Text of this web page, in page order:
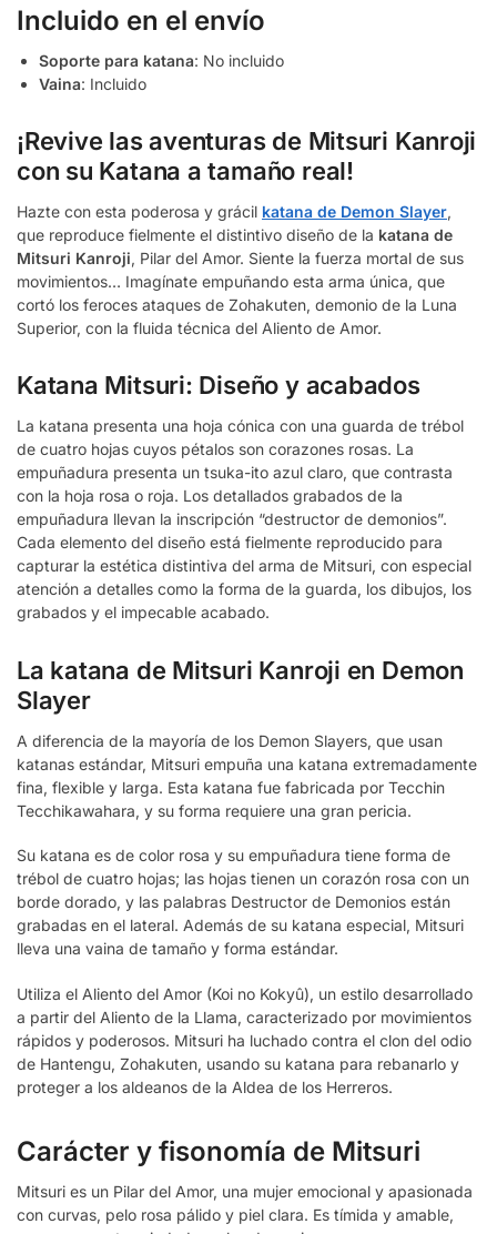
Incluido en el envío
Soporte para katana: No incluido
Vaina: Incluido
¡Revive las aventuras de Mitsuri Kanroji
con su Katana a tamaño real!
Hazte con esta poderosa y grácil katana de Demon Slayer,
que reproduce fielmente el distintivo diseño de la katana de
Mitsuri Kanroji, Pilar del Amor. Siente la fuerza mortal de sus
movimientos… Imagínate empuñando esta arma única, que
cortó los feroces ataques de Zohakuten, demonio de la Luna
Superior, con la fluida técnica del Aliento de Amor.
Katana Mitsuri: Diseño y acabados
La katana presenta una hoja cónica con una guarda de trébol
de cuatro hojas cuyos pétalos son corazones rosas. La
empuñadura presenta un tsuka-ito azul claro, que contrasta
con la hoja rosa o roja. Los detallados grabados de la
empuñadura llevan la inscripción “destructor de demonios”.
Cada elemento del diseño está fielmente reproducido para
capturar la estética distintiva del arma de Mitsuri, con especial
atención a detalles como la forma de la guarda, los dibujos, los
grabados y el impecable acabado.
La katana de Mitsuri Kanroji en Demon
Slayer
A diferencia de la mayoría de los Demon Slayers, que usan
katanas estándar, Mitsuri empuña una katana extremadamente
fina, flexible y larga. Esta katana fue fabricada por Tecchin
Tecchikawahara, y su forma requiere una gran pericia.
Su katana es de color rosa y su empuñadura tiene forma de
trébol de cuatro hojas; las hojas tienen un corazón rosa con un
borde dorado, y las palabras Destructor de Demonios están
grabadas en el lateral. Además de su katana especial, Mitsuri
lleva una vaina de tamaño y forma estándar.
Utiliza el Aliento del Amor (Koi no Kokyû), un estilo desarrollado
a partir del Aliento de la Llama, caracterizado por movimientos
rápidos y poderosos. Mitsuri ha luchado contra el clon del odio
de Hantengu, Zohakuten, usando su katana para rebanarlo y
proteger a los aldeanos de la Aldea de los Herreros.
Carácter y fisonomía de Mitsuri
Mitsuri es un Pilar del Amor, una mujer emocional y apasionada
con curvas, pelo rosa pálido y piel clara. Es tímida y amable,